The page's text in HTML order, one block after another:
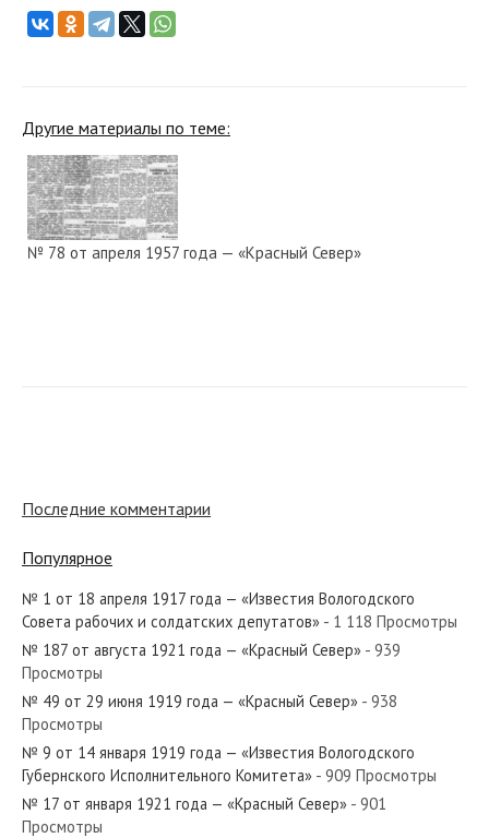
Другие материалы по теме:
№ 78 от апреля 1957 года — «Красный Север»
№ 152 от июня 1960 года — «Красный Север»
№ 142 от июля 1956 года — «Красный Север»
Последние комментарии
Популярное
№ 1 от 18 апреля 1917 года — «Известия Вологодского
Совета рабочих и солдатских депутатов» - 1 118 Просмотры
№ 187 от августа 1921 года — «Красный Север» - 939
Просмотры
№ 49 от 29 июня 1919 года — «Красный Север» - 938
Просмотры
№ 9 от 14 января 1919 года — «Известия Вологодского
Губернского Исполнительного Комитета» - 909 Просмотры
№ 17 от января 1921 года — «Красный Север» - 901
Просмотры